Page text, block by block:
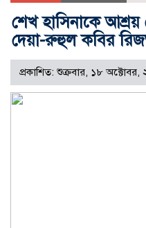
শেখ হাসিনাকে আশ্রয়
দেয়া-রুহুল কবির
প্রকাশিত: শুক্রবার, ১৮ অক্টোবর,